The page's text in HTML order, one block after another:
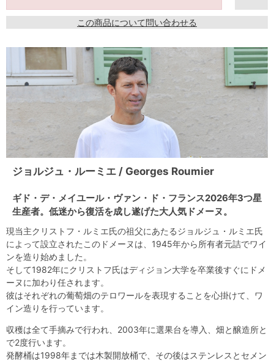
この商品について問い合わせる
ジョルジュ・ルーミエ / Georges Roumier
ギド・デ・メイユール・ヴァン・ド・フランス2026年3つ星
生産者。低迷から復活を成し遂げた大人気ドメーヌ。
現当主クリストフ・ルミエ氏の祖父にあたるジョルジュ・ルミエ氏
によって設立されたこのドメーヌは、1945年から所有者元詰でワイ
ンを造り始めました。
そして1982年にクリストフ氏はディジョン大学を卒業後すぐにドメ
ーヌに加わり任されます。
彼はそれぞれの葡萄畑のテロワールを表現することを心掛けて、ワ
イン造りを行っています。
収穫は全て手摘みで行われ、2003年に選果台を導入、畑と醸造所と
で2度行います。
発酵桶は1998年までは木製開放桶で、その後はステンレスとセメン